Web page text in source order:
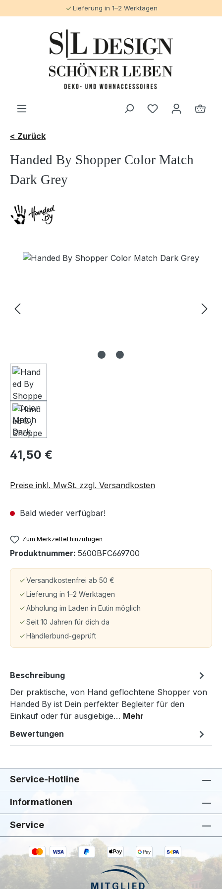
Lieferung in 1–2 Werktagen
< Zurück
Handed By Shopper Color Match
Dark Grey
Bildergalerie überspringen
41,50 €
Preise inkl. MwSt. zzgl. Versandkosten
Bald wieder verfügbar!
Zum Merkzettel hinzufügen
Produktnummer: 5600BFC669700
Versandkostenfrei ab 50 €
Lieferung in 1–2 Werktagen
Abholung im Laden in Eutin möglich
Seit 10 Jahren für dich da
Händlerbund-geprüft
Beschreibung
Der praktische, von Hand geflochtene Shopper von
Handed By ist Dein perfekter Begleiter für den
Einkauf oder für ausgiebige… Mehr
Bewertungen
Service-Hotline
Informationen
Service